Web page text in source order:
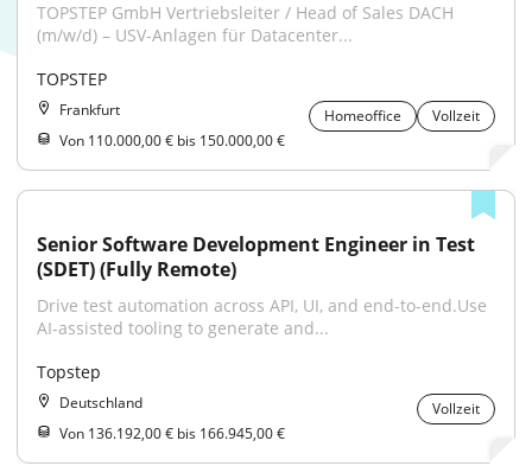
TOPSTEP GmbH Vertriebsleiter / Head of Sales DACH
(m/w/d) – USV-Anlagen für Datacenter...
TOPSTEP
Frankfurt Homeoffice
Vollzeit
Von 110.000,00 € bis 150.000,00 €
Senior Software Development Engineer in Test
(SDET) (Fully Remote)
Drive test automation across API, UI, and end-to-end.Use
AI-assisted tooling to generate and...
Topstep
Deutschland
Vollzeit
Von 136.192,00 € bis 166.945,00 €